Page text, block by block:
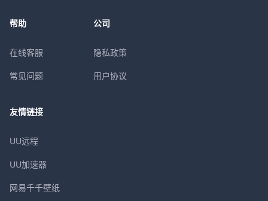
帮助
在线客服
常见问题
公司
隐私政策
用户协议
友情链接
UU远程
UU加速器
网易千千壁纸